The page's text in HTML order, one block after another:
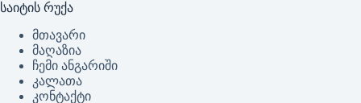
საიტის რუქა
მთავარი
მაღაზია
ჩემი ანგარიში
კალათა
კონტაქტი